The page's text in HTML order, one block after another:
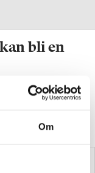
Om
bli en